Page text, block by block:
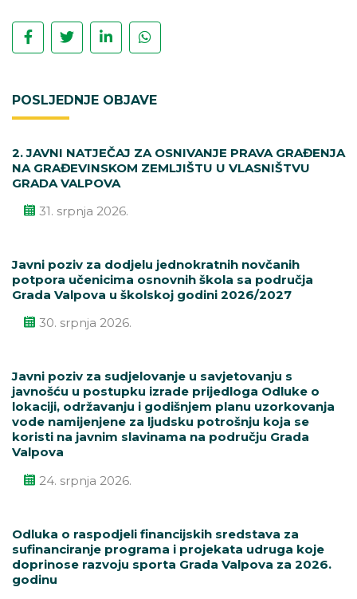
POSLJEDNJE OBJAVE
2. JAVNI NATJEČAJ ZA OSNIVANJE PRAVA GRAĐENJA
NA GRAĐEVINSKOM ZEMLJIŠTU U VLASNIŠTVU
GRADA VALPOVA
31. srpnja 2026.
Javni poziv za dodjelu jednokratnih novčanih
potpora učenicima osnovnih škola sa područja
Grada Valpova u školskoj godini 2026/2027
30. srpnja 2026.
Javni poziv za sudjelovanje u savjetovanju s
javnošću u postupku izrade prijedloga Odluke o
lokaciji, održavanju i godišnjem planu uzorkovanja
vode namijenjene za ljudsku potrošnju koja se
koristi na javnim slavinama na području Grada
Valpova
24. srpnja 2026.
Odluka o raspodjeli financijskih sredstava za
sufinanciranje programa i projekata udruga koje
doprinose razvoju sporta Grada Valpova za 2026.
godinu